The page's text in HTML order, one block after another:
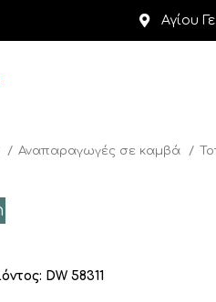
Αγίου
Αναπαραγωγές σε καμβά
DW 58311